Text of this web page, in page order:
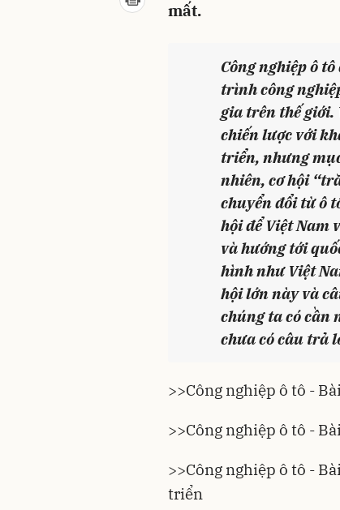
mất.
Công nghiệp ô
trình công
gia trên thế giới.
chiến lược với
triển, nhưng
nhiên, cơ hội
chuyển đổi từ ô
hội để Việt Nam
và hướng tới
hình như Việt
hội lớn này và
chúng ta có cần
chưa có câu trả
>>Công nghiệp ô tô -
>>Công nghiệp ô tô -
>>Công nghiệp ô tô -
triển